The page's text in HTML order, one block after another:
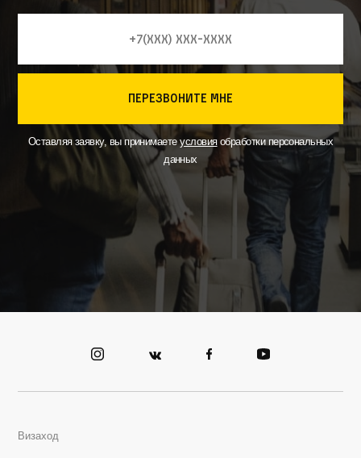
перезвоните мне
Оставляя заявку, вы принимаетеусловияобработки персональных
данных
Визаход